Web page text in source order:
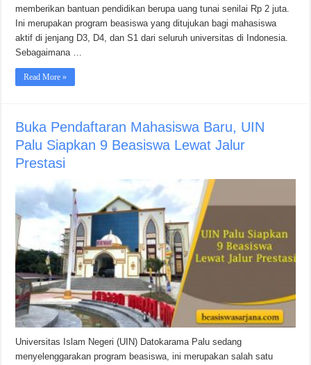
memberikan bantuan pendidikan berupa uang tunai senilai Rp 2 juta.
Ini merupakan program beasiswa yang ditujukan bagi mahasiswa
aktif di jenjang D3, D4, dan S1 dari seluruh universitas di Indonesia.
Sebagaimana …
Read More »
Buka Pendaftaran Mahasiswa Baru, UIN
Palu Siapkan 9 Beasiswa Lewat Jalur
Prestasi
Universitas Islam Negeri (UIN) Datokarama Palu sedang
menyelenggarakan program beasiswa, ini merupakan salah satu